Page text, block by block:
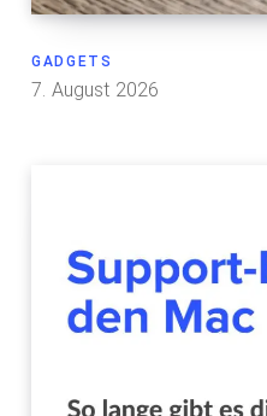
GADGETS
7. August 2026